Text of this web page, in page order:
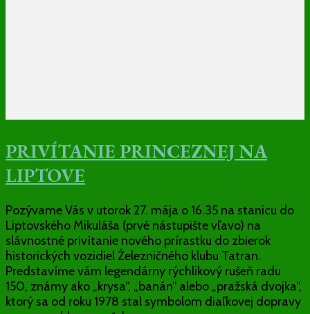
PRIVÍTANIE PRINCEZNEJ NA
LIPTOVE
Pozývame Vás v utorok 27. mája o 16.35 na stanicu do
Liptovského Mikuláša (prvé nástupište vľavo) na
slávnostné privítanie nového prírastku do zbierok
historických vozidiel Železničného klubu Tatran.
Predstavíme vám legendárny rýchlikový rušeň radu
150, známy ako „krysa“, „banán“ alebo „pražská dvojka“,
ktorý sa od roku 1978 stal symbolom diaľkovej dopravy